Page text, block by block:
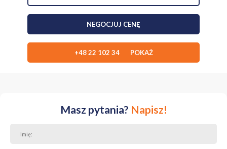
NEGOCJUJ CENĘ
+48 22 102 34 POKAŻ
Masz pytania? Napisz!